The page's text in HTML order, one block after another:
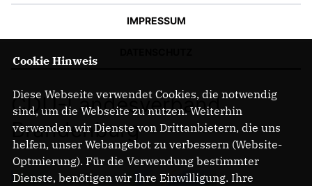
IMPRESSUM
CDU-Landesverband
Brandenburg
Cookie Hinweis
Diese Webseite verwendet Cookies, die notwendig
sind, um die Webseite zu nutzen. Weiterhin
verwenden wir Dienste von Drittanbietern, die uns
helfen, unser Webangebot zu verbessern (Website-
Optmierung). Für die Verwendung bestimmter
Dienste, benötigen wir Ihre Einwilligung. Ihre